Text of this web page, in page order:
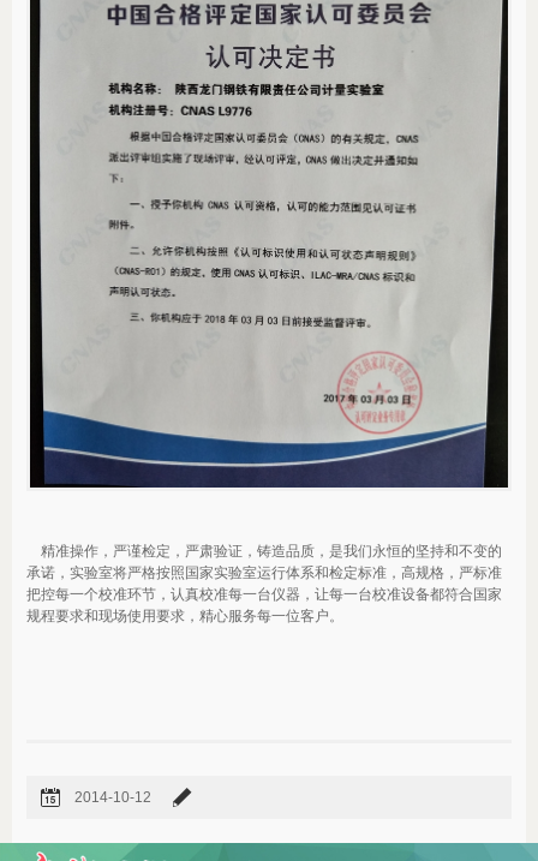
精准操作，严谨检定，严肃验证，铸造品质，是我们永恒的坚持和不变的
承诺，实验室将严格按照国家实验室运行体系和检定标准，高规格，严标准
把控每一个校准环节，认真校准每一台仪器，让每一台校准设备都符合国家
规程要求和现场使用要求，精心服务每一位客户。
2014-10-12